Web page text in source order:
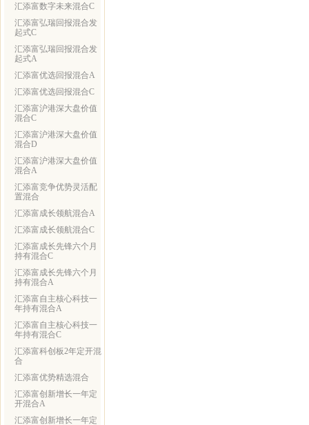
汇添富数字未来混合C
汇添富弘瑞回报混合发
起式C
汇添富弘瑞回报混合发
起式A
汇添富优选回报混合A
汇添富优选回报混合C
汇添富沪港深大盘价值
混合C
汇添富沪港深大盘价值
混合D
汇添富沪港深大盘价值
混合A
汇添富竞争优势灵活配
置混合
汇添富成长领航混合A
汇添富成长领航混合C
汇添富成长先锋六个月
持有混合C
汇添富成长先锋六个月
持有混合A
汇添富自主核心科技一
年持有混合A
汇添富自主核心科技一
年持有混合C
汇添富科创板2年定开混
合
汇添富优势精选混合
汇添富创新增长一年定
开混合A
汇添富创新增长一年定